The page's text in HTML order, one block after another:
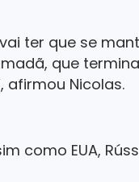
ter que se
que
afirmou Nicolas.
como EUA,